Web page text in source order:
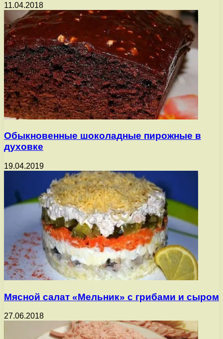
11.04.2018
Обыкновенные шоколадные пирожные в
духовке
19.04.2019
Мясной салат «Мельник» с грибами и сыром
27.06.2018